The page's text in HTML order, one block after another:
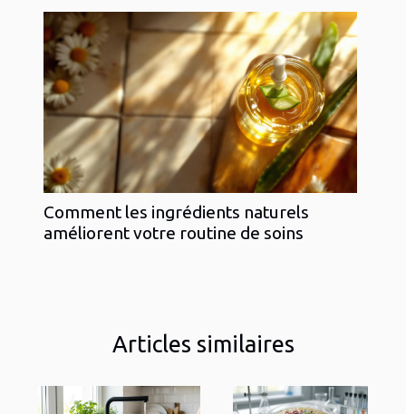
Comment les ingrédients naturels
améliorent votre routine de soins
Articles similaires